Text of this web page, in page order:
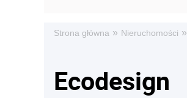
Strona główna » Nieruchomości »
Ecodesign